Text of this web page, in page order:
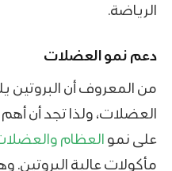
الرياضة.
دعم نمو العضلات
من المعروف أن
العضلات، ولذا تجد أن أهم
على نمو العظام
مأكولات عالية البروتين.